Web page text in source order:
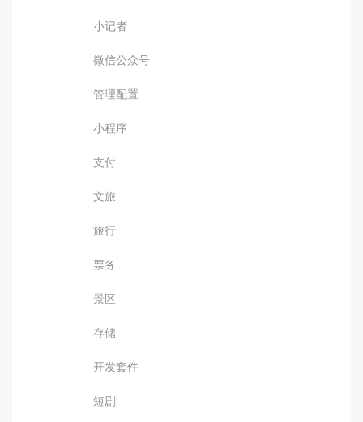
小记者
微信公众号
管理配置
小程序
支付
文旅
旅行
票务
景区
存储
开发套件
短剧